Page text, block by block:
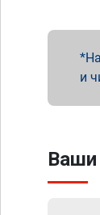
и
Ваши